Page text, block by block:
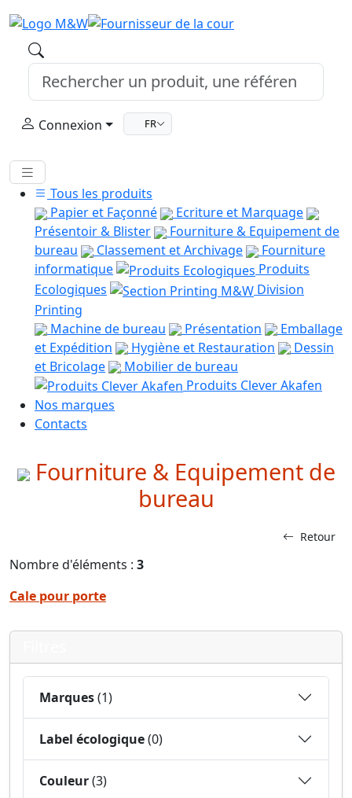
Connexion FR
Tous les produits
Papier et Façonné
Ecriture et Marquage
Présentoir & Blister
Fourniture & Equipement de
bureau
Classement et Archivage
Fourniture
informatique
Produits
Ecologiques
Division
Printing
Machine de bureau
Présentation
Emballage
et Expédition
Hygiène et Restauration
Dessin
et Bricolage
Mobilier de bureau
Produits Clever Akafen
Nos marques
Contacts
Fourniture & Equipement de
bureau
Retour
Nombre d'éléments : 3
Cale pour porte
Marques(1)
Label écologique(0)
Couleur(3)